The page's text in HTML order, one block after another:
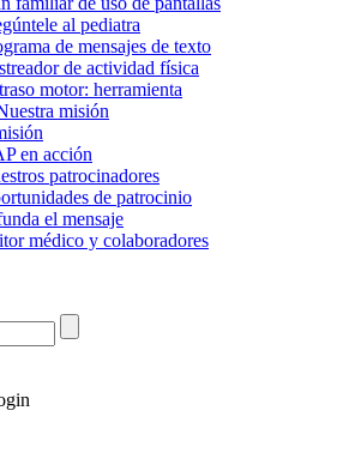
al pediatra
de mensajes de texto
de activida​d física
motor: herramienta
misión
en acción
patrocinadores
de patrocinio
el mensaje
médico y colaboradores